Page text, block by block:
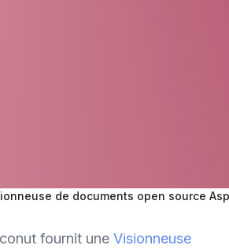
de documents open source
3, 2023 •1 min read
fournit une Visionneuse